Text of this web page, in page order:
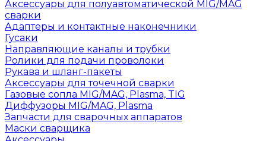
Аксессуары для полуавтоматической MIG/MAG
сварки
Адаптеры и контактные наконечники
Гусаки
Направляющие каналы и трубки
Ролики для подачи проволоки
Рукава и шланг-пакеты
Аксессуары для точечной сварки
Газовые сопла MIG/MAG, Plasma, TIG
Диффузоры MIG/MAG, Plasma
Запчасти для сварочных аппаратов
Маски сварщика